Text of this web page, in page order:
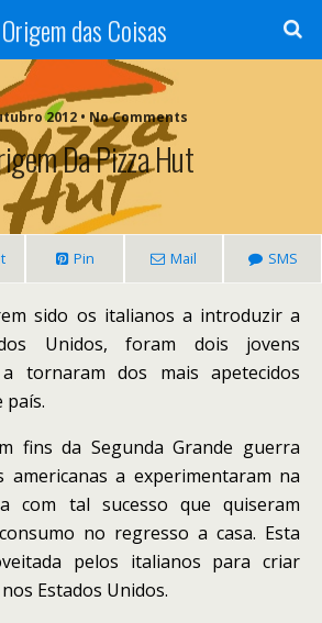
das Coisas
2012 • No Comments
Da Pizza Hut
Pin Mail SMS
sido os italianos a introduzir a
Unidos, foram dois jovens
tornaram dos mais apetecidos
país.
fins da Segunda Grande guerra
americanas a experimentaram na
com tal sucesso que quiseram
no regresso a casa. Esta
pelos italianos para criar
Estados Unidos.